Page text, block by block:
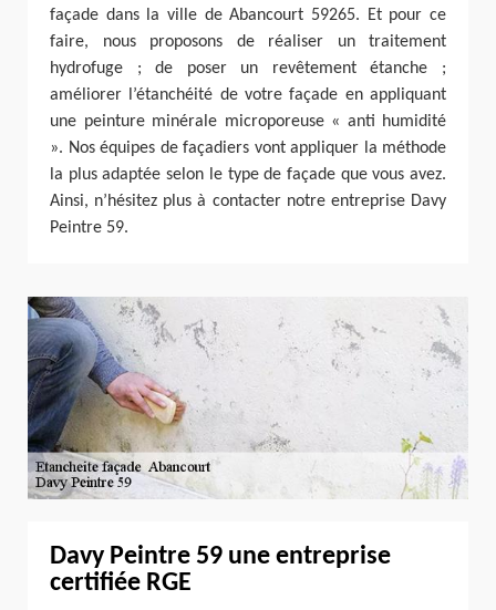
façade dans la ville de Abancourt 59265. Et pour ce
faire, nous proposons de réaliser un traitement
hydrofuge ; de poser un revêtement étanche ;
améliorer l’étanchéité de votre façade en appliquant
une peinture minérale microporeuse « anti humidité
». Nos équipes de façadiers vont appliquer la méthode
la plus adaptée selon le type de façade que vous avez.
Ainsi, n’hésitez plus à contacter notre entreprise Davy
Peintre 59.
Davy Peintre 59 une entreprise
certifiée RGE